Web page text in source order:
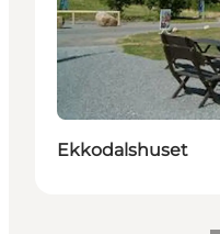
Ekkodalshuset